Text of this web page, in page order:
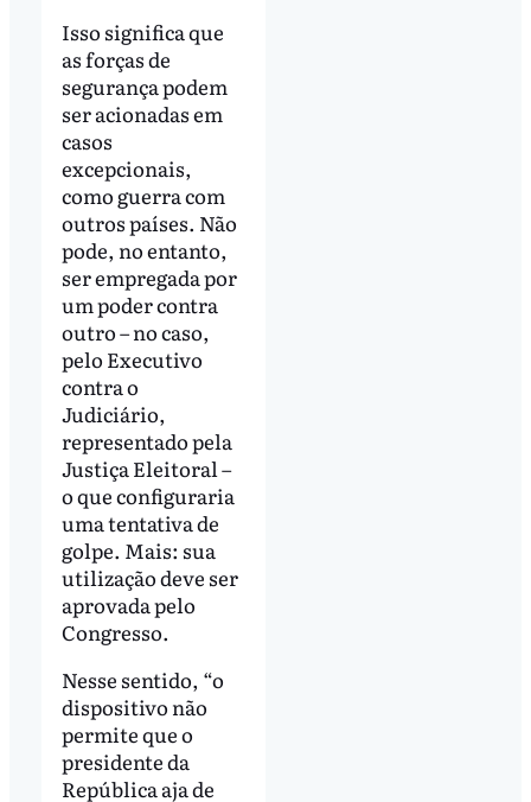
Isso significa que
as forças de
segurança podem
ser acionadas em
casos
excepcionais,
como guerra com
outros países. Não
pode, no entanto,
ser empregada por
um poder contra
outro – no caso,
pelo Executivo
contra o
Judiciário,
representado pela
Justiça Eleitoral –
o que configuraria
uma tentativa de
golpe. Mais: sua
utilização deve ser
aprovada pelo
Congresso.
Nesse sentido, “o
dispositivo não
permite que o
presidente da
República aja de